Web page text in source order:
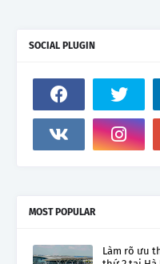
SOCIAL PLUGIN
MOST POPULAR
Làm rõ ưu